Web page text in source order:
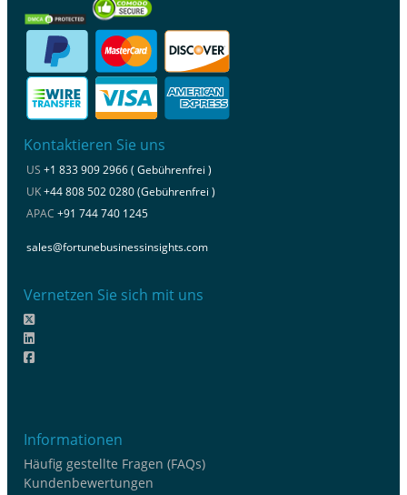
Kontaktieren Sie uns
US +1 833 909 2966 ( Gebührenfrei )
UK+44 808 502 0280 (Gebührenfrei )
APAC +91 744 740 1245
sales@fortunebusinessinsights.com
Vernetzen Sie sich mit uns
Informationen
Häufig gestellte Fragen (FAQs)
Kundenbewertungen